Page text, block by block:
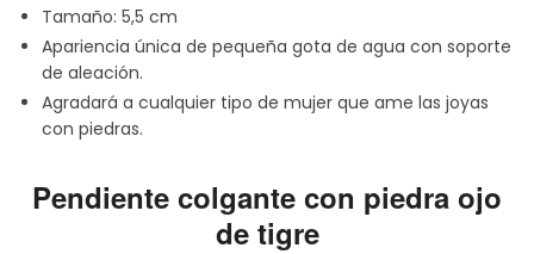
Tamaño: 5,5 cm
Apariencia única de pequeña gota de agua con soporte
de aleación.
Agradará a cualquier tipo de mujer que ame las joyas
con piedras.
Pendiente colgante con piedra ojo
de tigre